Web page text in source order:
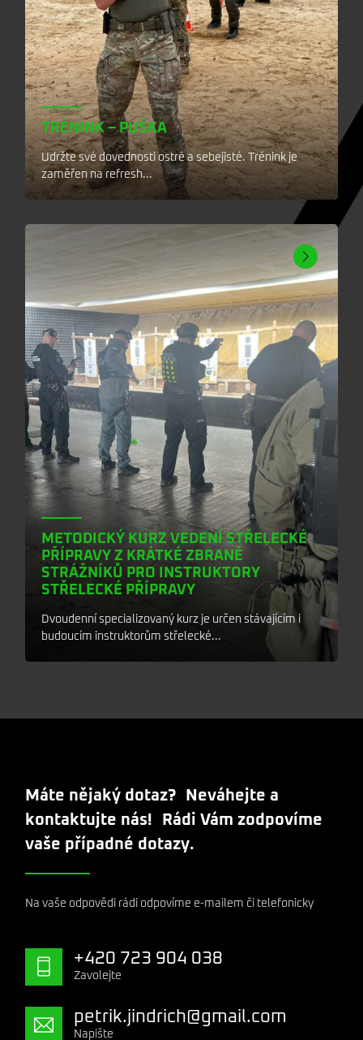
TRÉNINK – PUŠKA
Udržte své dovednosti ostré a sebejisté. Trénink je
zaměřen na refresh...
METODICKÝ KURZ VEDENÍ STŘELECKÉ
PŘÍPRAVY Z KRÁTKÉ ZBRANĚ
STRÁŽNÍKŮ PRO INSTRUKTORY
STŘELECKÉ PŘÍPRAVY
Dvoudenní specializovaný kurz je určen stávajícím i
budoucím instruktorům střelecké...
Máte nějaký dotaz? Neváhejte a
kontaktujte nás! Rádi Vám zodpovíme
vaše případné dotazy.
Na vaše odpovědi rádi odpovíme e-mailem či telefonicky
+420 723 904 038
Zavolejte
petrik.jindrich@gmail.com
Napište